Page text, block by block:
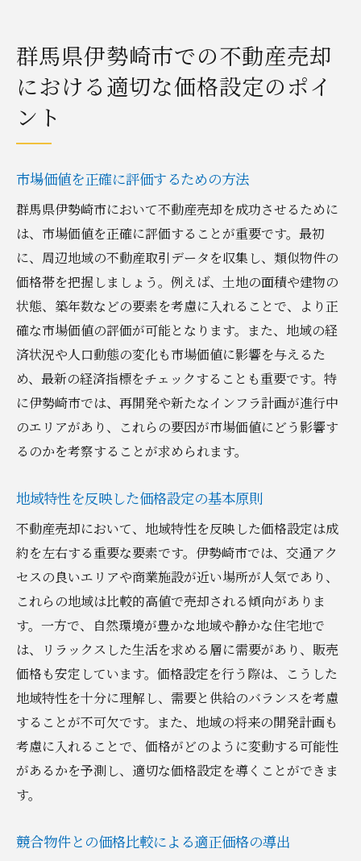
群馬県伊勢崎市での不動産売却
における適切な価格設定のポイ
ント
市場価値を正確に評価するための方法
群馬県伊勢崎市において不動産売却を成功させるために
は、市場価値を正確に評価することが重要です。最初
に、周辺地域の不動産取引データを収集し、類似物件の
価格帯を把握しましょう。例えば、土地の面積や建物の
状態、築年数などの要素を考慮に入れることで、より正
確な市場価値の評価が可能となります。また、地域の経
済状況や人口動態の変化も市場価値に影響を与えるた
め、最新の経済指標をチェックすることも重要です。特
に伊勢崎市では、再開発や新たなインフラ計画が進行中
のエリアがあり、これらの要因が市場価値にどう影響す
るのかを考察することが求められます。
地域特性を反映した価格設定の基本原則
不動産売却において、地域特性を反映した価格設定は成
約を左右する重要な要素です。伊勢崎市では、交通アク
セスの良いエリアや商業施設が近い場所が人気であり、
これらの地域は比較的高値で売却される傾向がありま
す。一方で、自然環境が豊かな地域や静かな住宅地で
は、リラックスした生活を求める層に需要があり、販売
価格も安定しています。価格設定を行う際は、こうした
地域特性を十分に理解し、需要と供給のバランスを考慮
することが不可欠です。また、地域の将来の開発計画も
考慮に入れることで、価格がどのように変動する可能性
があるかを予測し、適切な価格設定を導くことができま
す。
競合物件との価格比較による適正価格の導出